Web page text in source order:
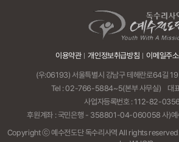
이용약관 개인정보취급방침 이메일주
(우:06193) 서울특별시 강남구 테헤란로64길
Tel :02-766-5884~5(본부 사무실)
대
사업자등록번호 : 112-82-
후원계좌 : 국민은행 - 358801-04-060058 사)예
Copyright ⓒ 예수전도단 독수리사역 All rights reserved.